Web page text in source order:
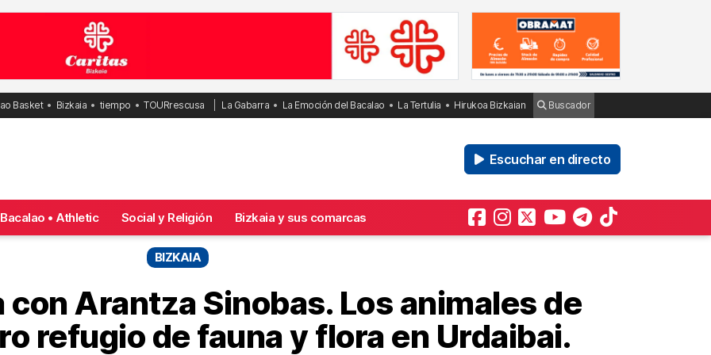
Basket Bizkaia tiempo TOURrescusa La Gabarra La Emoción del Bacalao La Tertulia Hirukoa Bizkaian Buscador
Escuchar en directo
Bacalao • Athletic Social y Religión Bizkaia y sus comarcas
BIZKAIA
con Arantza Sinobas. Los animales de
refugio de fauna y flora en Urdaibai.